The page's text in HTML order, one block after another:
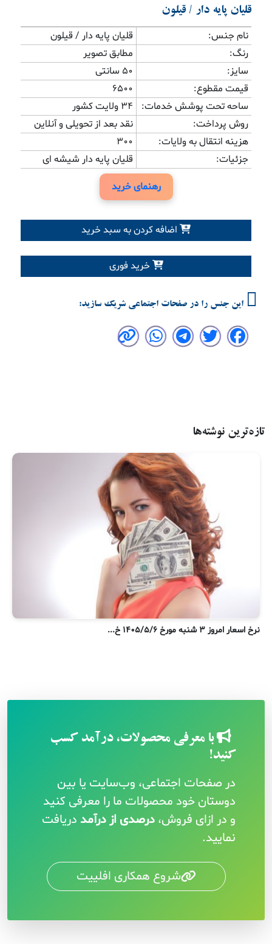
قلیان پایه دار / قیلون
نام جنس:
قلیان پایه دار / قیلون
رنگ:
مطابق تصویر
سایز:
۵۰ سانتی
قیمت مقطوع:
6500
ساحه تحت پوشش خدمات:
34 ولایت کشور
روش پرداخت:
نقد بعد از تحویلی و آنلاین
هزینه انتقال به ولایات:
300
جزئیات:
قلیان پایه دار شیشه ای
رهنمای خرید
اضافه کردن به سبد خرید
خرید فوری
این جنس را در صفحات اجتماعی شریک سازید:
تازه‌ترین نوشته‌ها
نرخ اسعار امروز ۳ شنبه مورخ ۱۴۰۵/۵/۶ خ...
با معرفی محصولات، درآمد کسب
کنید!
در صفحات اجتماعی، وب‌سایت یا بین
دوستان خود محصولات ما را معرفی کنید
و در ازای فروش، درصدی از درآمد دریافت
نمایید.
شروع همکاری افلییت